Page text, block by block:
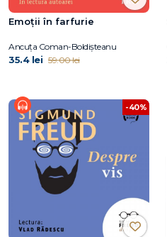
Emoții în farfurie
Ancuța Coman-Boldișteanu
35.4 lei 59.00 lei
-40%